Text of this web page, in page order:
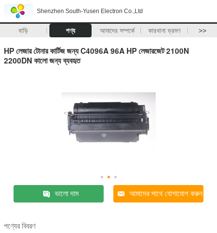
Shenzhen South-Yusen Electron Co.,Ltd
বাড়ি পণ্য আমাদের সম্পর্কে কারখানা ভ্রমণ >>
HP লেজার টোনার কার্টিজ জন্য C4096A 96A HP লেজারজেট 2100N
2200DN কালো জন্য ব্যবহৃত
ভালো দাম আমাদের সাথে যোগাযোগ করুন
পণ্যের বিবরণ